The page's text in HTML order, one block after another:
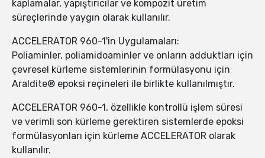
kaplamalar, yapıştırıcılar ve kompozit üretim
süreçlerinde yaygın olarak kullanılır.
ACCELERATOR 960-1'in Uygulamaları:
Poliaminler, poliamidoaminler ve onların adduktları için
çevresel kürleme sistemlerinin formülasyonu için
Araldite® epoksi reçineleri ile birlikte kullanılmıştır.
ACCELERATOR 960-1, özellikle kontrollü işlem süresi
ve verimli son kürleme gerektiren sistemlerde epoksi
formülasyonları için kürleme ACCELERATOR olarak
kullanılır.